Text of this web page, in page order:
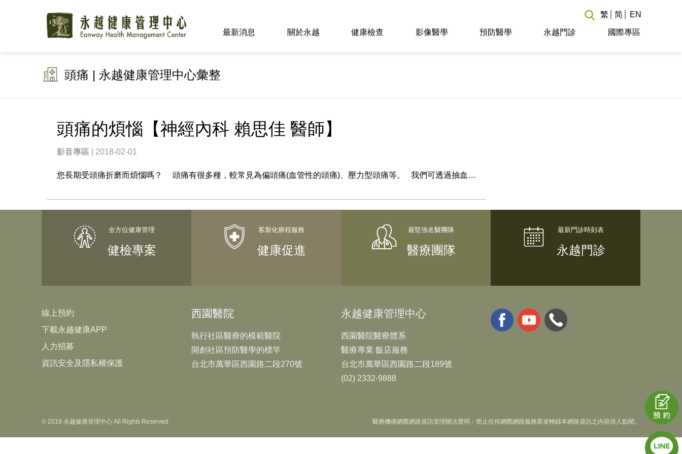
最新消息 關於永越 健康檢查 影像醫學 預防醫學 永越門診 國際專區
繁 简 EN
頭痛 | 永越健康管理中心彙整
頭痛的煩惱【神經內科 賴思佳 醫師】
影音專區 | 2018-02-01
您長期受頭痛折磨而煩惱嗎？ 頭痛有很多種，較常見為偏頭痛(血管性的頭痛)、壓力型頭痛等。 我們可透過抽血…
健檢專案 健康促進 醫療團隊 永越門診
線上預約
下載永越健康APP
人力招募
資訊安全及隱私權保護
西園醫院
執行社區醫療的模範醫院
開創社區預防醫學的標竿
台北市萬華區西園路二段270號
永越健康管理中心
西園醫院醫療體系
醫療專業 飯店服務
台北市萬華區西園路二段189號
(02) 2332-9888
© 2019 永越健康管理中心 All Rights Reserved 醫療機構網際網路資訊管理辦法聲明：禁止任何網際網路服務業者轉錄本網路資訊之內容供人點閱。